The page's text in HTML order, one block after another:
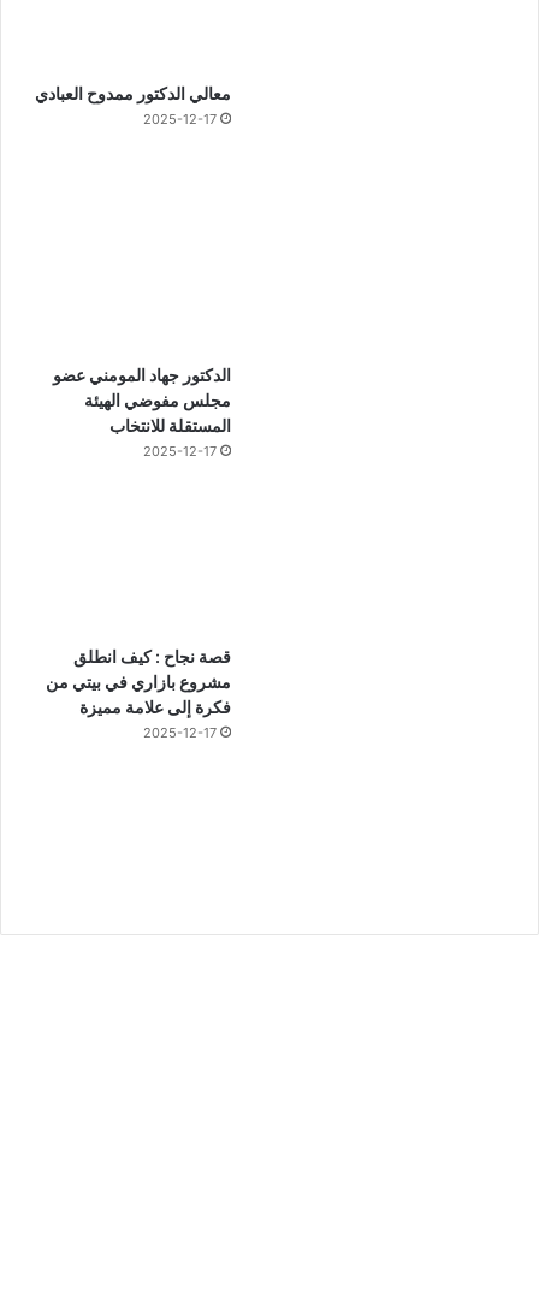
معالي الدكتور ممدوح العبادي
2025-12-17
الدكتور جهاد المومني عضو
مجلس مفوضي الهيئة
المستقلة للانتخاب
2025-12-17
قصة نجاح : كيف انطلق
مشروع بازاري في بيتي من
فكرة إلى علامة مميزة
2025-12-17